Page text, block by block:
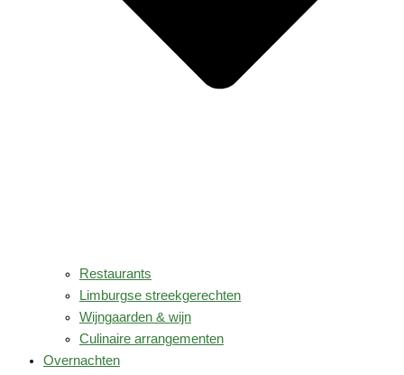
Restaurants
Limburgse streekgerechten
Wijngaarden & wijn
Culinaire arrangementen
Overnachten